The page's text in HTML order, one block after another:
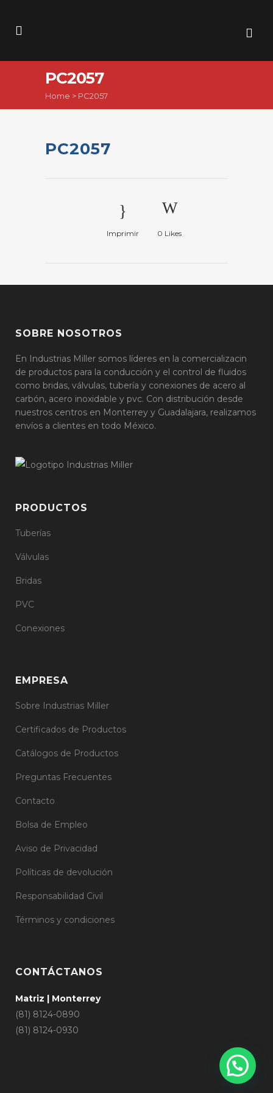
PC2057
Home > PC2057
PC2057
Imprimir 0 Likes
SOBRE NOSOTROS
En Industrias Miller somos líderes en la comercializacin
de productos para la conducción y el control de fluidos
como bridas, válvulas, tubería y conexiones de acero al
carbón, acero inoxidable y pvc. Con distribución desde
nuestros centros en Monterrey y Guadalajara, realizamos
envíos a clientes en todo México.
PRODUCTOS
Tuberías
Válvulas
Bridas
PVC
Conexiones
EMPRESA
Sobre Industrias Miller
Certificados de Productos
Catálogos de Productos
Preguntas Frecuentes
Contacto
Bolsa de Empleo
Aviso de Privacidad
Políticas de devolución
Responsabilidad Civil
Términos y condiciones
CONTÁCTANOS
Matriz | Monterrey
(81) 8124-0890
(81) 8124-0930